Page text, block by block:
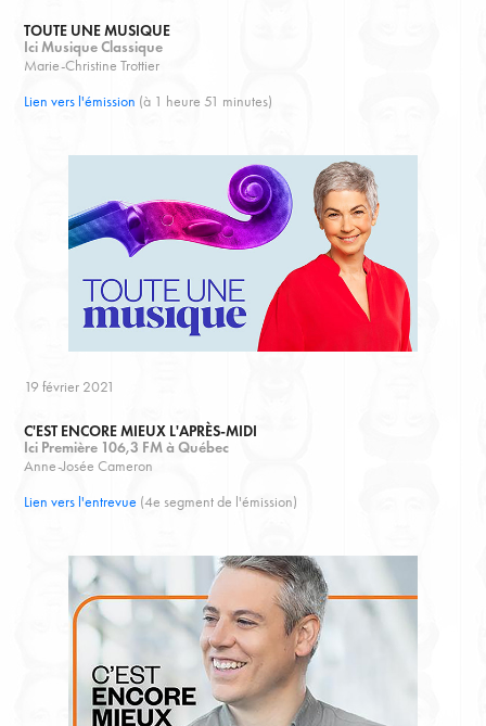
TOUTE UNE MUSIQUE
Ici Musique Classique
Marie-Christine Trottier
Lien vers l'émission (à 1 heure 51 minutes)
19 février 2021
C'EST ENCORE MIEUX L'APRÈS-MIDI
Ici Première 106,3 FM à Québec
Anne-Josée Cameron
Lien vers l'entrevue (4e segment de l'émission)